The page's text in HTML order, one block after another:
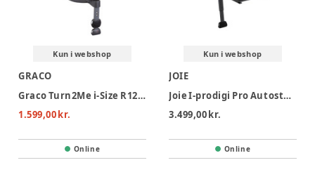
Kun i webshop
GRACO
Graco Turn2Me i-Size R129 Autostol - Midnight
1.599,00 kr.
Online
Kun i webshop
JOIE
Joie I-prodigi Pro Autostol - Eclipse
3.499,00 kr.
Online